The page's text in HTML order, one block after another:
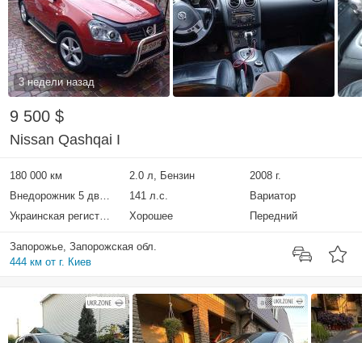
3 недели назад
9 500 $
Nissan Qashqai I
180 000 км 2.0 л, Бензин
2008 г.
Внедорожник 5 дверей
141 л.с.
Вариатор
Украинская регистрация
Хорошее Передний
Запорожье, Запорожская обл.
444 км от г. Киев